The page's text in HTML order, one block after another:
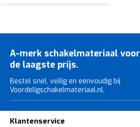
A-merk schakelmateriaal voor
de laagste prijs.
Bestel snel, veilig en eenvoudig bij
Voordeligschakelmateriaal.nl.
Klantenservice